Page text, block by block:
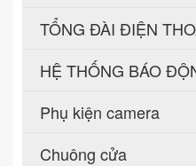
TỔNG ĐÀI ĐIỆN
HỆ THỐNG BÁO
Phụ kiện camera
Chuông cửa